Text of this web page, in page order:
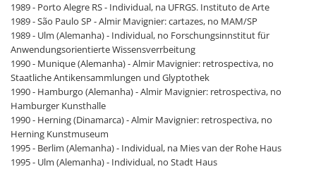
1989 - Porto Alegre RS - Individual, na UFRGS. Instituto de Arte
1989 - São Paulo SP - Almir Mavignier: cartazes, no MAM/SP
1989 - Ulm (Alemanha) - Individual, no Forschungsinnstitut für
Anwendungsorientierte Wissensverrbeitung
1990 - Munique (Alemanha) - Almir Mavignier: retrospectiva, no
Staatliche Antikensammlungen und Glyptothek
1990 - Hamburgo (Alemanha) - Almir Mavignier: retrospectiva, no
Hamburger Kunsthalle
1990 - Herning (Dinamarca) - Almir Mavignier: retrospectiva, no
Herning Kunstmuseum
1995 - Berlim (Alemanha) - Individual, na Mies van der Rohe Haus
1995 - Ulm (Alemanha) - Individual, no Stadt Haus